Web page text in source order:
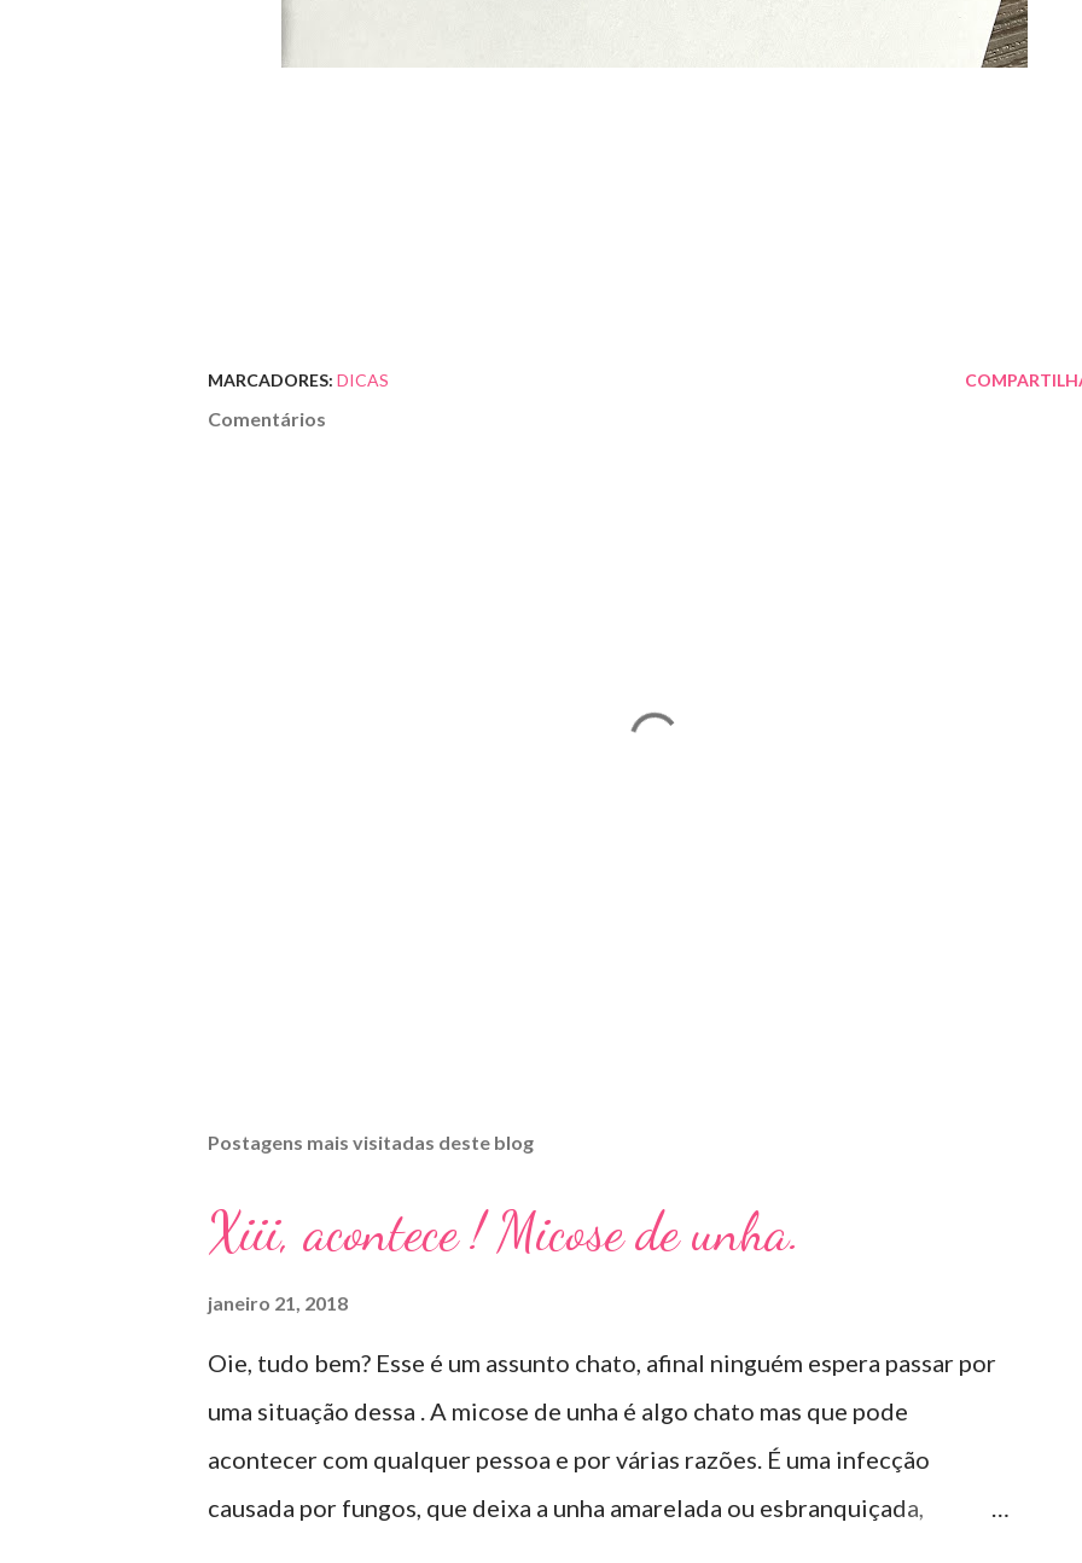
MARCADORES: DICAS
Comentários
Postagens mais visitadas deste blog
Xiii, acontece ! Micose de unha.
janeiro 21, 2018
Oie, tudo bem? Esse é um assunto chato, afinal ninguém espera passar por
uma situação dessa . A micose de unha é algo chato mas que pode
acontecer com qualquer pessoa e por várias razões. É uma infecção
causada por fungos, que deixa a unha amarelada ou esbranquiçada,